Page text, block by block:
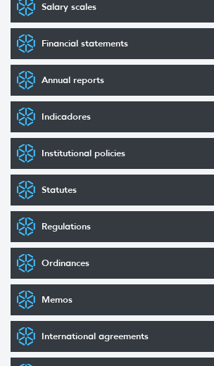
Salary scales
Financial statements
Annual reports
Indicadores
Institutional policies
Statutes
Regulations
Ordinances
Memos
International agreements